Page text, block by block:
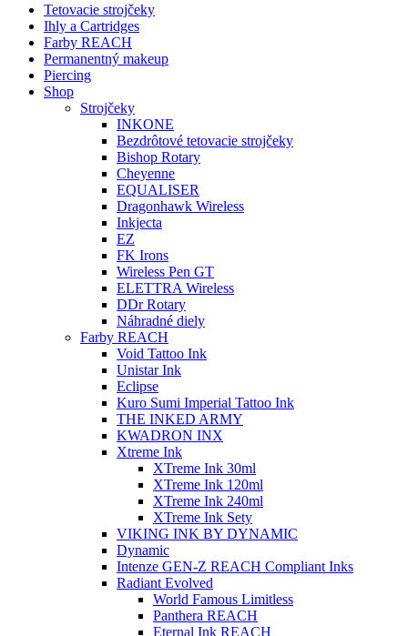
Tetovacie strojčeky
Ihly a Cartridges
Farby REACH
Permanentný makeup
Piercing
Shop
Strojčeky
INKONE
Bezdrôtové tetovacie strojčeky
Bishop Rotary
Cheyenne
EQUALISER
Dragonhawk Wireless
Inkjecta
EZ
FK Irons
Wireless Pen GT
ELETTRA Wireless
DDr Rotary
Náhradné diely
Farby REACH
Void Tattoo Ink
Unistar Ink
Eclipse
Kuro Sumi Imperial Tattoo Ink
THE INKED ARMY
KWADRON INX
Xtreme Ink
XTreme Ink 30ml
XTreme Ink 120ml
XTreme Ink 240ml
XTreme Ink Sety
VIKING INK BY DYNAMIC
Dynamic
Intenze GEN-Z REACH Compliant Inks
Radiant Evolved
World Famous Limitless
Panthera REACH
Eternal Ink REACH